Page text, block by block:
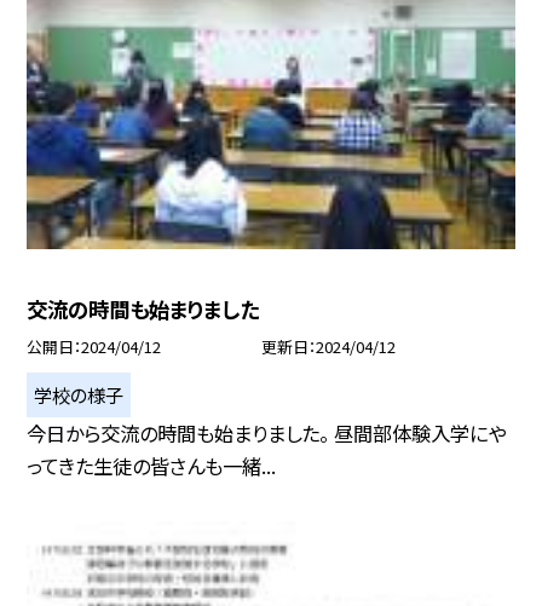
交流の時間も始まりました
公開日 2024/04/12 更新日 2024/04/12
学校の様子
今日から交流の時間も始まりました。 昼間部体験入学にや
ってきた生徒の皆さんも一緒...